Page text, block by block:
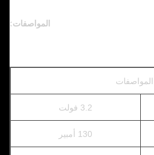
المواصفات:
المواصفات
3.2 فولت
130 أمبير